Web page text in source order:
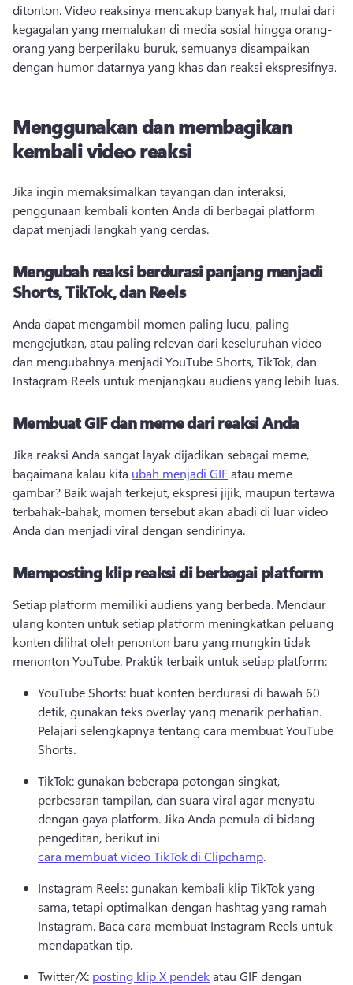
ditonton. Video reaksinya mencakup banyak hal, mulai dari
kegagalan yang memalukan di media sosial hingga orang-
orang yang berperilaku buruk, semuanya disampaikan
dengan humor datarnya yang khas dan reaksi ekspresifnya.
Menggunakan dan membagikan
kembali video reaksi
Jika ingin memaksimalkan tayangan dan interaksi,
penggunaan kembali konten Anda di berbagai platform
dapat menjadi langkah yang cerdas.
Mengubah reaksi berdurasi panjang menjadi
Shorts, TikTok, dan Reels
Anda dapat mengambil momen paling lucu, paling
mengejutkan, atau paling relevan dari keseluruhan video
dan mengubahnya menjadi YouTube Shorts, TikTok, dan
Membuat GIF dan meme dari reaksi Anda
Jika reaksi Anda sangat layak dijadikan sebagai meme,
bagaimana kalau kita ubah menjadi GIF atau meme
gambar? Baik wajah terkejut, ekspresi jijik, maupun tertawa
terbahak-bahak, momen tersebut akan abadi di luar video
Anda dan menjadi viral dengan sendirinya.
Memposting klip reaksi di berbagai platform
Setiap platform memiliki audiens yang berbeda. Mendaur
ulang konten untuk setiap platform meningkatkan peluang
konten dilihat oleh penonton baru yang mungkin tidak
menonton YouTube. Praktik terbaik untuk setiap platform:
YouTube Shorts: buat konten berdurasi di bawah 60
Pelajari selengkapnya tentang cara membuat YouTube
Shorts.
TikTok: gunakan beberapa potongan singkat,
perbesaran tampilan, dan suara viral agar menyatu
dengan gaya platform. Jika Anda pemula di bidang
pengeditan, berikut ini
cara membuat video TikTok di Clipchamp.
Instagram Reels: gunakan kembali klip TikTok yang
sama, tetapi optimalkan dengan hashtag yang ramah
Instagram. Baca cara membuat Instagram Reels untuk
mendapatkan tip.
Twitter/X: posting klip X pendek atau GIF dengan